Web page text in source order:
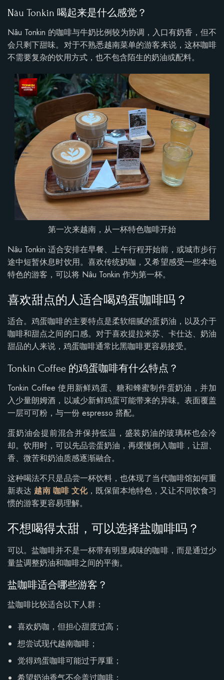
Nâu Tonkin 喝起来是什么感觉？
Nâu Tonkin 的咖啡与牛奶比例较为协调，入口有奶香，但不
会只剩下甜味。对于不熟悉越南菜单的游客来说，这杯咖啡
不需要复杂的饮用方式，也不包含陌生的奶油或配料。
第一次来越南，从一杯特色咖啡开始
Nâu Tonkin 适合安排在早餐、上午行程开始前，或城市步行
途中短暂休息时饮用。喜欢传统奶咖，又希望感受一些本地
特色的游客，可以将 Nâu Tonkin 作为第一杯。
喜欢甜点的人适合喝鸡蛋咖啡吗？
适合。鸡蛋咖啡的主要特点是柔软细腻的蛋奶油，以及介于
咖啡和甜点之间的口感。对于喜欢提拉米苏、卡仕达、奶油
甜品的人来说，鸡蛋咖啡通常比黑咖啡更容易接受。
Tonkin Coffee 的鸡蛋咖啡有什么特点？
Tonkin Coffee 使用新鲜鸡蛋、糖和蜂蜜制作蛋奶油，并加
入少量朗姆酒，以减少新鲜鸡蛋可能带来的异味。表面覆盖
一层可可粉，与一份 espresso 搭配。
蛋奶油会提前混合并保持低温，盛装奶油的玻璃杯也会冷
却。饮用时，可以先品尝蛋奶油，再缓慢倒入咖啡，让甜、
香、微苦和奶油质感逐渐融合。
这种喝法不只是品尝一杯饮料，也体现了当代咖啡馆如何重
新表达越南 咖啡 文化，既保留本地特色，又让不同饮食习
惯的游客更容易理解。
不想喝得太甜，可以选择盐咖啡吗？
可以。盐咖啡并不是一杯带有明显咸味的咖啡，而是通过少
量盐调整奶油和咖啡之间的平衡。
盐咖啡适合哪些游客？
盐咖啡比较适合以下人群：
喜欢奶咖，但担心甜度过高；
想尝试现代越南咖啡；
觉得鸡蛋咖啡可能过于厚重；